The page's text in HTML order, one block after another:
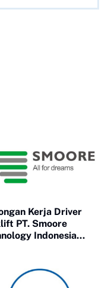
Kerja Driver
PT. Smoore
Indonesia